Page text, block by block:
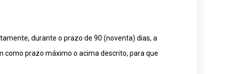
durante o prazo de 90 (noventa) dias, a
prazo máximo o acima descrito, para que